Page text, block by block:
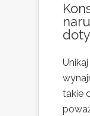
takie